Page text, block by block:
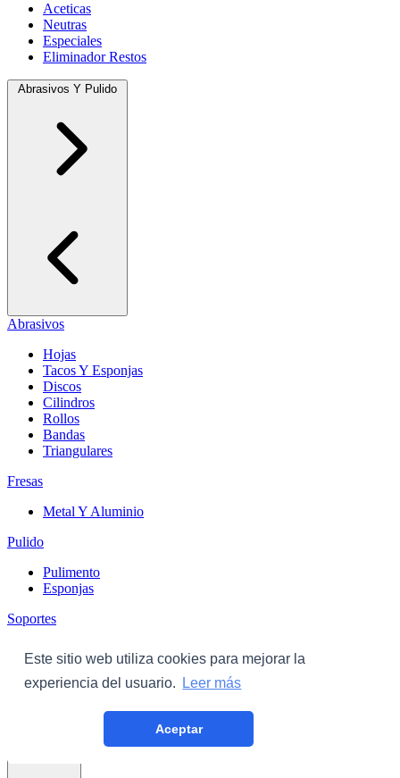
Este sitio web utiliza cookies para mejorar la
experiencia del usuario.
Leer más
Aceptar
Aceticas
Neutras
Especiales
Eliminador Restos
Abrasivos Y Pulido
Abrasivos
Hojas
Tacos Y Esponjas
Discos
Cilindros
Rollos
Bandas
Triangulares
Fresas
Metal Y Aluminio
Pulido
Pulimento
Esponjas
Soportes
Triangulares